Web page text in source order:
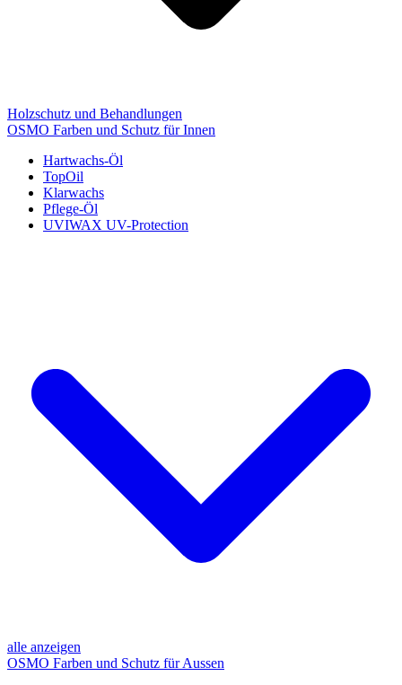
Holzschutz und Behandlungen
OSMO Farben und Schutz für Innen
Hartwachs-Öl
TopOil
Klarwachs
Pflege-Öl
UVIWAX UV-Protection
alle anzeigen
OSMO Farben und Schutz für Aussen